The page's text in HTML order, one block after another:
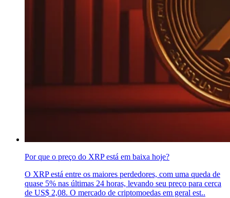
Por que o preço do XRP está em baixa hoje?
O XRP está entre os maiores perdedores, com uma queda de
quase 5% nas últimas 24 horas, levando seu preço para cerca
de US$ 2,08. O mercado de criptomoedas em geral est..